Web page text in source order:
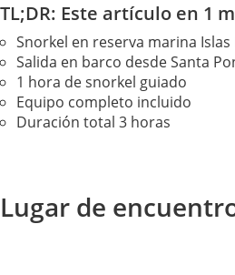
TL;DR: Este artículo en 1
Snorkel en reserva marina
Salida en barco desde Santa
1 hora de snorkel guiado
Equipo completo incluido
Duración total 3 horas
Lugar de